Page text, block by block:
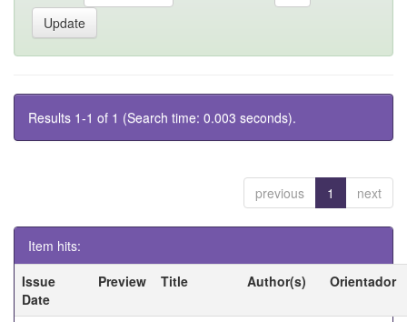
Results 1-1 of 1 (Search time: 0.003 seconds).
previous 1 next
Item hits:
Issue
Date
Preview Title Author(s) Orientador